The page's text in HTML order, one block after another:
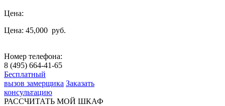
Цена:
Цена: 45,000 руб.
Номер телефона:
8 (495) 664-41-65
Бесплатный
вызов замерщика Заказать
консультацию
РАССЧИТАТЬ МОЙ ШКАФ